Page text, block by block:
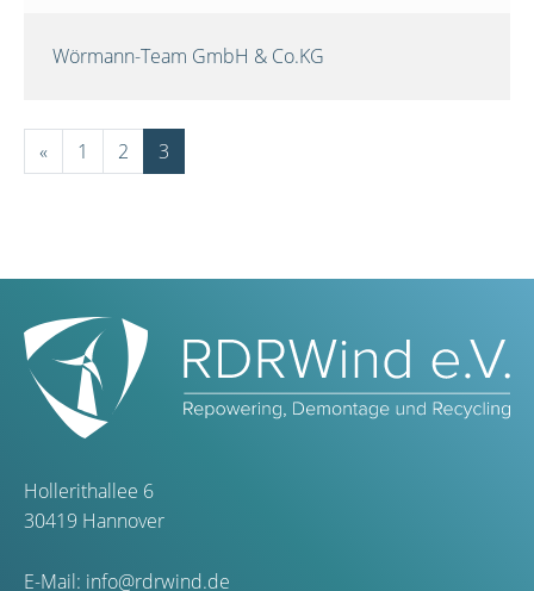
Wörmann-Team GmbH & Co.KG
« 1 2 3
Hollerithallee 6
30419 Hannover
E-Mail: info@rdrwind.de